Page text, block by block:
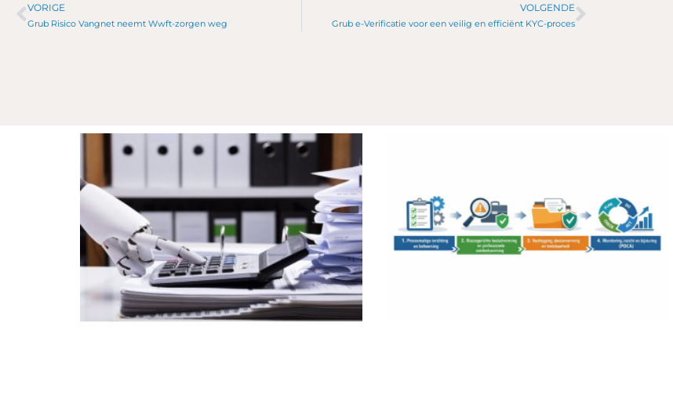
Vorige
VORIGE
Grub Risico Vangnet neemt Wwft-zorgen weg
VOLGENDE
Grub e-Verificatie voor een veilig en efficiënt KYC-procesVolgende